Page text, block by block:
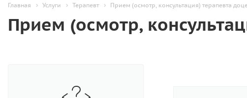
Главная Услуги Терапевт Прием (осмотр, консультация) терапевта
Прием (осмотр,